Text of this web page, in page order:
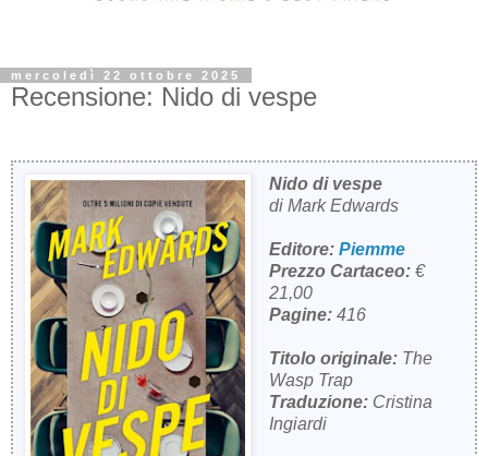
mercoledì 22 ottobre 2025
Recensione: Nido di vespe
Nido di vespe
di Mark Edwards
Editore: Piemme
Prezzo Cartaceo:€
21,00
Pagine: 416
Titolo originale: The
Wasp Trap
Traduzione: Cristina
Ingiardi